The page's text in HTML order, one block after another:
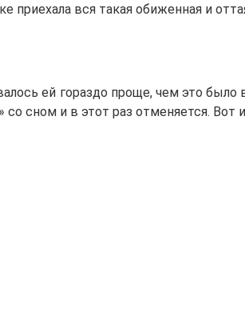
приехала вся такая обиженная и
ей гораздо проще, чем это было
сном и в этот раз отменяется. Вот